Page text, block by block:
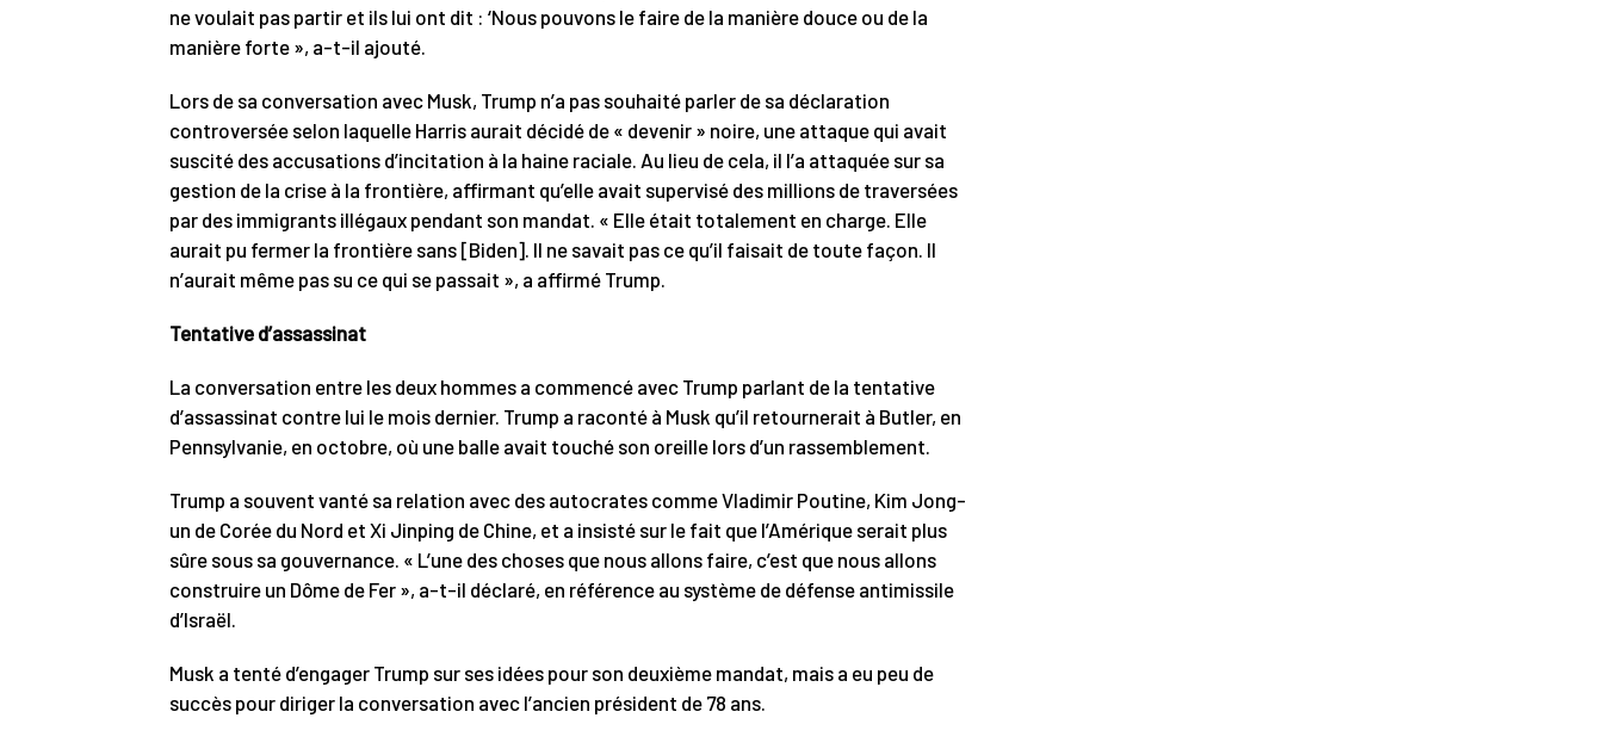
ne voulait pas partir et ils lui ont dit : ‘Nous pouvons le faire de la manière douce ou de la
manière forte », a-t-il ajouté.
Lors de sa conversation avec Musk, Trump n’a pas souhaité parler de sa déclaration
controversée selon laquelle Harris aurait décidé de « devenir » noire, une attaque qui avait
suscité des accusations d’incitation à la haine raciale. Au lieu de cela, il l’a attaquée sur sa
gestion de la crise à la frontière, affirmant qu’elle avait supervisé des millions de traversées
par des immigrants illégaux pendant son mandat. « Elle était totalement en charge. Elle
aurait pu fermer la frontière sans [Biden]. Il ne savait pas ce qu’il faisait de toute façon. Il
n’aurait même pas su ce qui se passait », a affirmé Trump.
Tentative d’assassinat
La conversation entre les deux hommes a commencé avec Trump parlant de la tentative
d’assassinat contre lui le mois dernier. Trump a raconté à Musk qu’il retournerait à Butler, en
Pennsylvanie, en octobre, où une balle avait touché son oreille lors d’un rassemblement.
Trump a souvent vanté sa relation avec des autocrates comme Vladimir Poutine, Kim Jong-
un de Corée du Nord et Xi Jinping de Chine, et a insisté sur le fait que l’Amérique serait plus
sûre sous sa gouvernance. « L’une des choses que nous allons faire, c’est que nous allons
construire un Dôme de Fer », a-t-il déclaré, en référence au système de défense antimissile
d’Israël.
Musk a tenté d’engager Trump sur ses idées pour son deuxième mandat, mais a eu peu de
succès pour diriger la conversation avec l’ancien président de 78 ans.